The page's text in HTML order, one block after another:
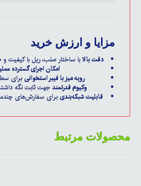
مزایا و ارزش خرید
دقت بالابا ساختار صلب، ریل با کیفیت
امکان اجرای گسترده
رویه میز با فیبر استخوانیبرای
وکیوم قدرتمندجهت ثابت نگه
قابلیت شبکه‌بندیبرای سفارش‌های
محصولات مرتبط